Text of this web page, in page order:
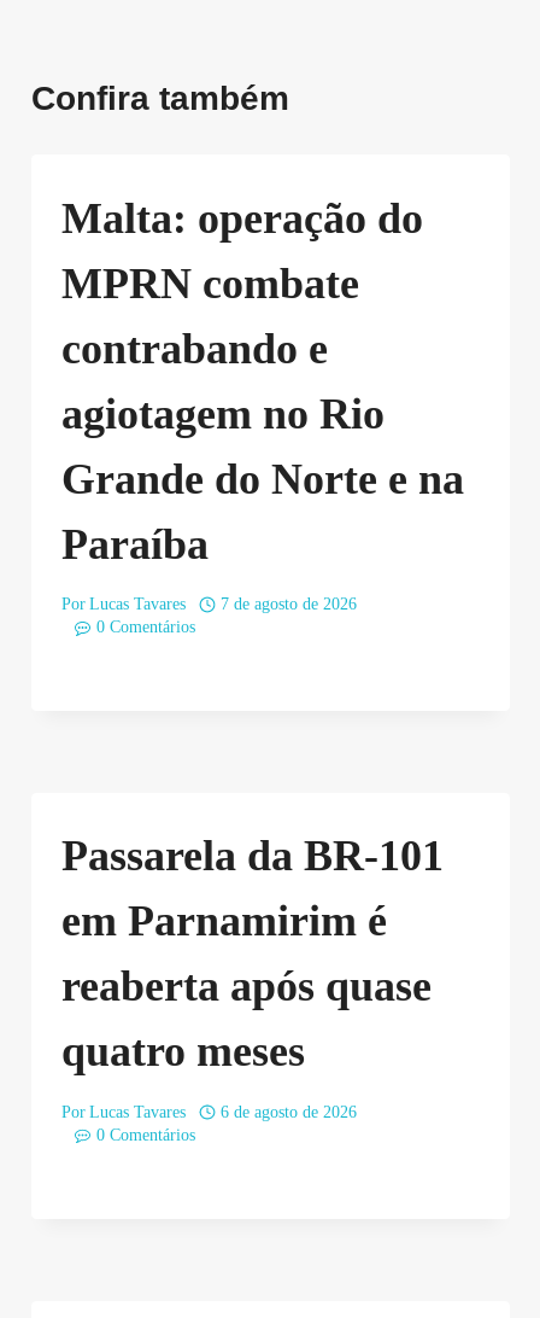
Confira também
Malta: operação do
MPRN combate
contrabando e
agiotagem no Rio
Grande do Norte e na
Paraíba
Por Lucas Tavares
7 de agosto de 2026
0 Comentários
Passarela da BR-101
em Parnamirim é
reaberta após quase
quatro meses
Por Lucas Tavares
6 de agosto de 2026
0 Comentários